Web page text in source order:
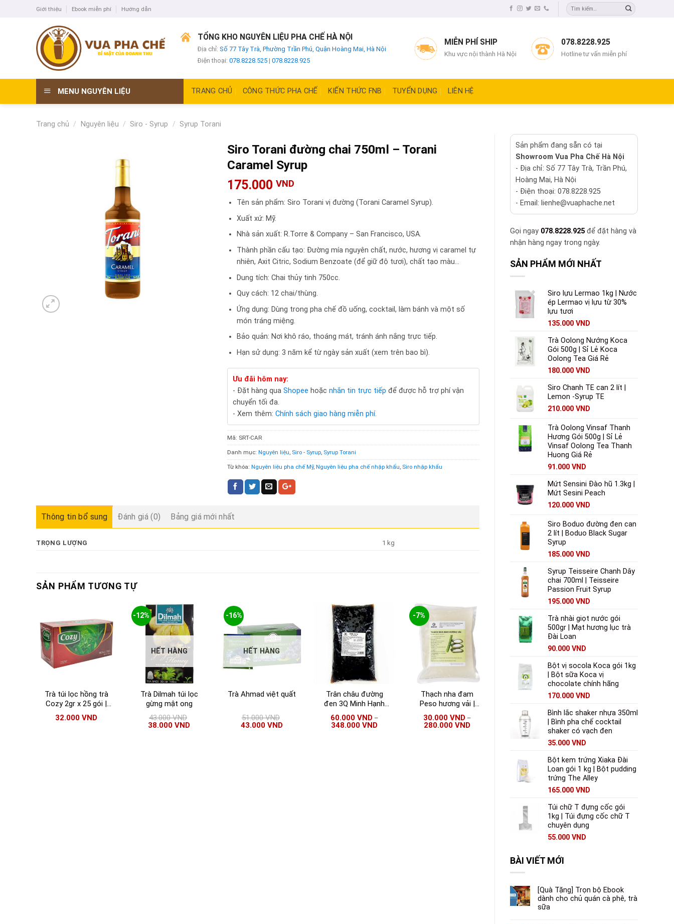
Giới thiệu Ebook miễn phí Hướng dẫn
TỔNG KHO NGUYÊN LIỆU PHA CHẾ HÀ NỘI
Địa chỉ:Số 77 Tây Trà, Phường Trần Phú, Quận Hoàng Mai, Hà Nội
Điện thoại:078.8228.525 |078.8228.925
MIỄN PHÍ SHIP
Khu vực nội thành Hà Nội
078.8228.925
Hotline tư vấn miễn phí
MENU NGUYÊN LIỆU TRANG CHỦ CÔNG THỨC PHA CHẾ KIẾN THỨC FNB TUYỂN DỤNG LIÊN HỆ
Trang chủ / Nguyên liệu / Siro - Syrup / Syrup Torani
Sản phẩm đang sẵn có tại
Showroom Vua Pha Chế Hà Nội
- Địa chỉ: Số 77 Tây Trà, Trần Phú,
Hoàng Mai, Hà Nội
- Điện thoại: 078.8228.925
- Email: lienhe@vuaphache.net
Gọi ngay 078.8228.925 để đặt hàng và
nhận hàng ngay trong ngày.
SẢN PHẨM MỚI NHẤT
Siro lựu Lermao 1kg | Nước
ép Lermao vị lựu từ 30%
lựu tươi
135.000 VND
Trà Oolong Nướng Koca
Gói 500g | Sỉ Lẻ Koca
Oolong Tea Giá Rẻ
180.000 VND
Siro Chanh TE can 2 lít |
Lemon -Syrup TE
210.000 VND
Trà Oolong Vinsaf Thanh
Hương Gói 500g | Sỉ Lẻ
Vinsaf Oolong Tea Thanh
Huong Giá Rẻ
91.000 VND
Mứt Sensini Đào hũ 1.3kg |
Mứt Sesini Peach
120.000 VND
Siro Boduo đường đen can
2 lít | Boduo Black Sugar
Syrup
185.000 VND
Syrup Teisseire Chanh Dây
chai 700ml | Teisseire
Passion Fruit Syrup
195.000 VND
Trà nhài giọt nước gói
500gr | Mạt hương lục trà
Đài Loan
90.000 VND
Bột vị socola Koca gói 1kg
| Bột sữa Koca vị
chocolate chính hãng
170.000 VND
Bình lắc shaker nhựa 350ml
| Bình pha chế cocktail
shaker có vạch đen
35.000 VND
Bột kem trứng Xiaka Đài
Loan gói 1 kg | Bột pudding
trứng The Alley
165.000 VND
Túi chữ T đựng cốc gói
1kg | Túi đựng cốc chữ T
chuyên dụng
55.000 VND
BÀI VIẾT MỚI
[Quà Tặng] Trọn bộ Ebook
dành cho chủ quán cà phê, trà
sữa
Siro Torani đường chai 750ml – Torani
Caramel Syrup
175.000 VND
Tên sản phẩm: Siro Torani vị đường (Torani Caramel Syrup).
Xuất xứ: Mỹ.
Nhà sản xuất: R.Torre & Company – San Francisco, USA.
Thành phần cấu tạo: Đường mía nguyên chất, nước, hương vị caramel tự
nhiên, Axit Citric, Sodium Benzoate (để giữ độ tươi), chất tạo màu…
Dung tích: Chai thủy tinh 750cc.
Quy cách: 12 chai/thùng.
Ứng dụng: Dùng trong pha chế đồ uống, cocktail, làm bánh và một số
món tráng miệng.
Bảo quản: Nơi khô ráo, thoáng mát, tránh ánh nắng trực tiếp.
Hạn sử dụng: 3 năm kể từ ngày sản xuất (xem trên bao bì).
Ưu đãi hôm nay:
- Đặt hàng qua Shopee hoặc nhắn tin trực tiếp để được hỗ trợ phí vận
chuyển tối đa.
- Xem thêm: Chính sách giao hàng miễn phí.
Mã: SRT-CAR
Danh mục: Nguyên liệu Siro - Syrup, Syrup Torani
Từ khóa: Nguyên liệu pha chế Mỹ, Nguyên liệu pha chế nhập khẩu Siro nhập khẩu
Thông tin bổ sung Đánh giá (0) Bảng giá mới nhất
TRỌNG LƯỢNG 1 kg
SẢN PHẨM TƯƠNG TỰ
Trà túi lọc hồng trà
Cozy 2gr x 25 gói |
Hồng trà Cozy chĩnh
hãng
32.000VND
-12%
HẾT HÀNG
Trà Dilmah túi lọc
gừng mật ong
43.000VND
38.000VND
-16%
HẾT HÀNG
Trà Ahmad việt quất
51.000VND
43.000 VND
Trân châu đường
đen 3Q Minh Hạnh
túi 2 Kg | 3Q Sea
Jelly Kun Han
60.000 VND–
348.000VND
-7%
Thạch nha đam
Peso hương vải |
Peso hạt to | Peso
hạt nhỏ
30.000 VND–
280.000VND
Trà túi lọc hương bạc
Cozy bạc hà chính
hãng
32.000 VND 46.000